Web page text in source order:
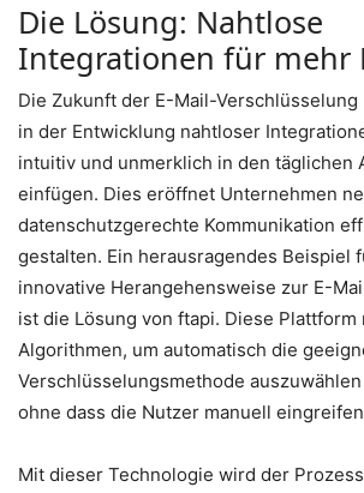
Die Lösung: Nahtlose
Integrationen für mehr
Die Zukunft der E-Mail-
in der Entwicklung nahtloser
intuitiv und unmerklich in den täglichen
einfügen. Dies eröffnet Unternehmen
datenschutzgerechte Kommunikation
gestalten. Ein herausragendes Beispiel
innovative Herangehensweise zur E-
ist die Lösung von ftapi. Diese
Algorithmen, um automatisch die
Verschlüsselungsmethode
ohne dass die Nutzer manuell
Mit dieser Technologie wird der